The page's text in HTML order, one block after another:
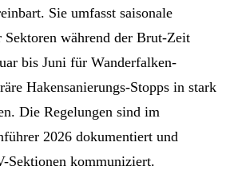
Sie umfasst saisonale
Sektoren während der Brut-Zeit
bis Juni für Wanderfalken-
Hakensanierungs-Stopps in stark
Die Regelungen sind im
2026 dokumentiert und
Sektionen kommuniziert.